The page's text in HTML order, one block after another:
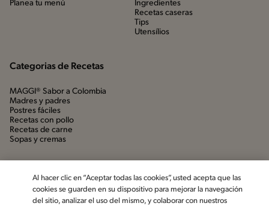
Planea tu menú
Ingredientes
Recetas caseras
Tips
Utensílios
Categorias de Recetas
MAGGI® Sabor a Colombia
Madres y padres
Postres fáciles
Recetas con pollo
Recetas de carne
Sopas y cremas
Al hacer clic en “Aceptar todas las cookies”, usted acepta que las
cookies se guarden en su dispositivo para mejorar la navegación
del sitio, analizar el uso del mismo, y colaborar con nuestros